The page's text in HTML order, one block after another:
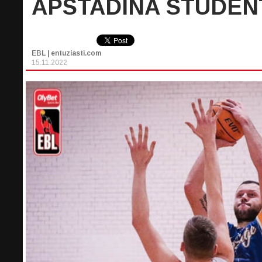
APSTĀDINA
EBL | entuziasti.com
15.11.2022